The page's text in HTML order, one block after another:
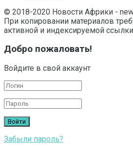
© 2018-2020 Новости Африки -
При копировании материалов
активной и индексируемой ссылки
Добро пожаловать!
Войдите в свой аккаунт
Забыли пароль?